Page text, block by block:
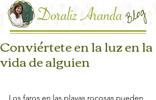
Conviértete en la luz en la
vida de alguien
Los faros en las playas rocosas pueden